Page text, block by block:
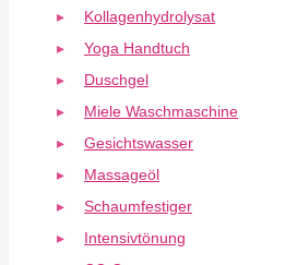
Kollagenhydrolysat
Yoga Handtuch
Duschgel
Miele Waschmaschine
Gesichtswasser
Massageöl
Schaumfestiger
Intensivtönung